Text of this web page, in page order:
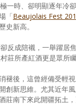
一時、卻明顯逐年冷
「Beaujolais Fest
史新高。
反成陪襯，一舉躍居
莊所產紅酒更是眾所矚
褪後，這曾經備受輕
創新思維。尤其近年
南下來此開疆拓土，